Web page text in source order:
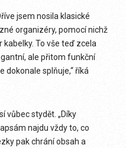
jsem nosila klasické
organizéry, pomocí nichž
To vše teď zcela
ale přitom funkční
dokonale splňuje,“ říká
vůbec stydět. „Díky
najdu vždy to, co
pak chrání obsah a